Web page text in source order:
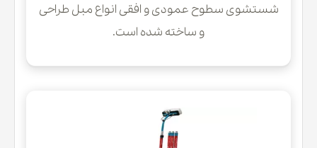
شستشوی سطوح عمودی و افقی انواع مبل طراحی
و ساخته شده است.